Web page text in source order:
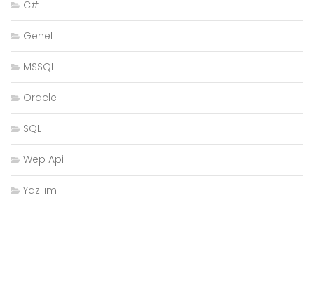
C#
Genel
MSSQL
Oracle
SQL
Wep Api
Yazılım